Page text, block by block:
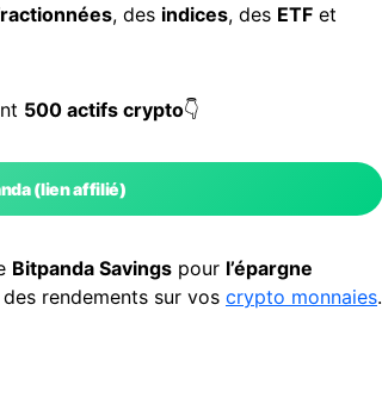
, des indices, des ETF et
500 actifs crypto👇
(lien affilié)
Bitpanda Savings pour l’épargne
rendements sur vos crypto monnaies.